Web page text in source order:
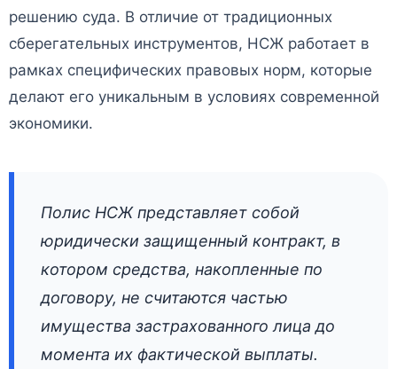
решению суда. В отличие от традиционных
сберегательных инструментов, НСЖ работает в
рамках специфических правовых норм, которые
делают его уникальным в условиях современной
экономики.
Полис НСЖ представляет собой
юридически защищенный контракт, в
котором средства, накопленные по
договору, не считаются частью
имущества застрахованного лица до
момента их фактической выплаты.